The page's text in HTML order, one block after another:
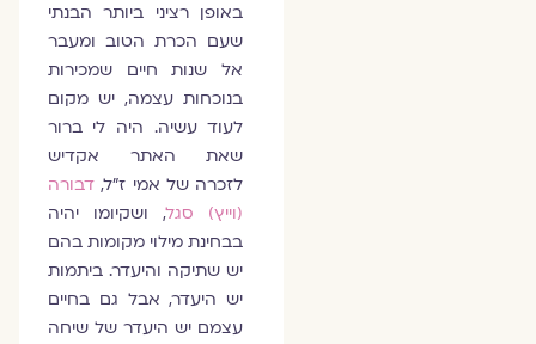
באופן רציני ביותר הבנתי
שעם הכרת הטוב ומעבר
אל שנות חיים שמכירות
בנוכחות עצמה, יש מקום
לעוד עשיה. היה לי ברור
שאת האתר אקדיש
לזכרה של אמי ז"ל,דבורה
(וייץ) סגל, ושקיומו יהיה
בבחינת מילוי מקומות בהם
יש שתיקה והיעדר. ביתמות
יש היעדר, אבל גם בחיים
עצמם יש היעדר של שיחה